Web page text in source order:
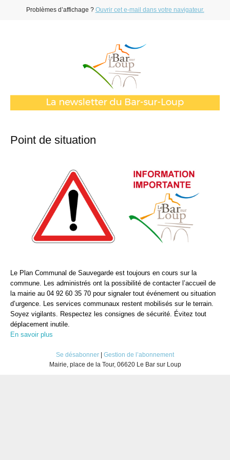
Problèmes d’affichage ? Ouvrir cet e-mail dans votre navigateur.
Point de situation
Le Plan Communal de Sauvegarde est toujours en cours sur la
commune. Les administrés ont la possibilité de contacter l’accueil de
la mairie au 04 92 60 35 70 pour signaler tout événement ou situation
d’urgence. Les services communaux restent mobilisés sur le terrain.
Soyez vigilants. Respectez les consignes de sécurité. Évitez tout
déplacement inutile.
En savoir plus
Se désabonner
Gestion de l’abonnement
Mairie, place de la Tour, 06620 Le Bar sur Loup